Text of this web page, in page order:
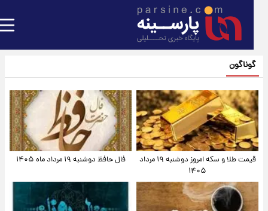
گوناگون
قیمت طلا و سکه امروز دوشنبه ۱۹ مرداد
۱۴۰۵
فال حافظ دوشنبه ۱۹ مرداد ماه ۱۴۰۵